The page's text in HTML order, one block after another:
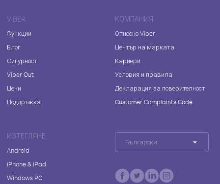
VIBER
Функции
Блог
Сигурност
Viber Out
Цени
Поддръжка
КОМПАНИЯ
Относно Viber
Център на марката
Кариери
Условия и правила
Декларация за поверителност
Customer Complaints Code
ИЗТЕГЛЯНЕ
Android
iPhone & iPad
Windows PC
Български